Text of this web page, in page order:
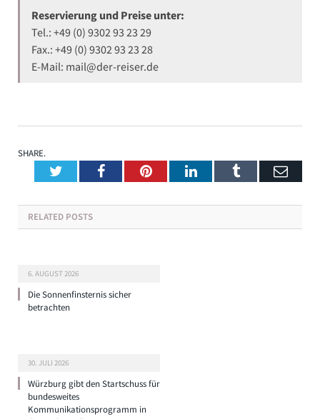
Reservierung und Preise unter:
Tel.: +49 (0) 9302 93 23 29
Fax.: +49 (0) 9302 93 23 28
E-Mail: mail@der-reiser.de
SHARE.
TwitterFacebookPinterestLinkedInTumblr
RELATED POSTS
6. AUGUST 2026
Die Sonnenfinsternis sicher
betrachten
30. JULI 2026
Würzburg gibt den Startschuss für
bundesweites
Kommunikationsprogramm in